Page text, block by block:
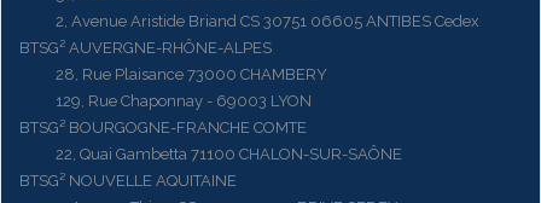
2, Avenue Aristide Briand CS 30751 06605 ANTIBES Cedex
BTSG² AUVERGNE-RHÔNE-ALPES
28, Rue Plaisance 73000 CHAMBERY
129, Rue Chaponnay - 69003 LYON
BTSG² BOURGOGNE-FRANCHE COMTE
22, Quai Gambetta 71100 CHALON-SUR-SAÔNE
BTSG² NOUVELLE AQUITAINE